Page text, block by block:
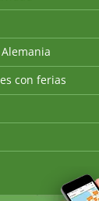
con ferias